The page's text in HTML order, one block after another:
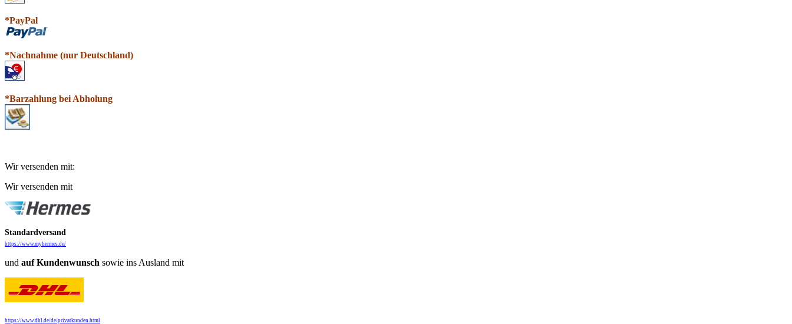
*PayPal
*Nachnahme (nur Deutschland)
*Barzahlung bei Abholung
Wir versenden mit:
Wir versenden mit
Standardversand
https://www.myhermes.de/
und auf Kundenwunsch sowie ins Ausland mit
https://www.dhl.de/de/privatkunden.html